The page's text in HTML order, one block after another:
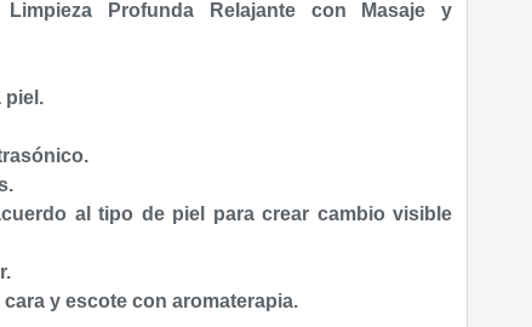
Profunda Relajante con Masaje y
piel.
al tipo de piel para crear cambio visible
y escote con aromaterapia.